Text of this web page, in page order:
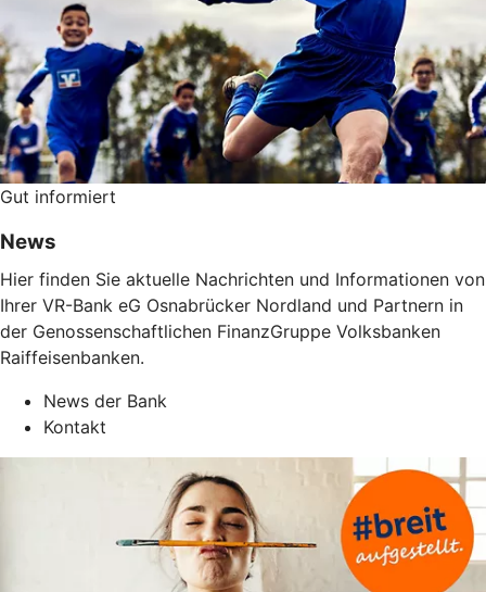
Gut informiert
News
Hier finden Sie aktuelle Nachrichten und Informationen von
Ihrer VR-Bank eG Osnabrücker Nordland und Partnern in
der Genossenschaftlichen FinanzGruppe Volksbanken
Raiffeisenbanken.
News der Bank
Kontakt